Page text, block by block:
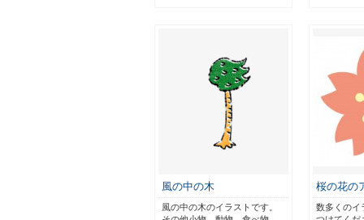
風の中の木
風の中の木のイラストです。
桜の花の
数多くのイ